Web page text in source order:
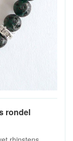
rondel